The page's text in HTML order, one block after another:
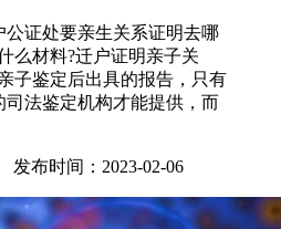
证处要亲生关系证明去哪
么材料?迁户证明亲子关
子鉴定后出具的报告，只有
司法鉴定机构才能提供，而
发布时间：2023-02-06